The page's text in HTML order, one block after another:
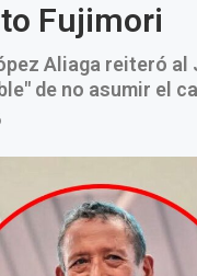
Fujimori
Aliaga reiteró al
de no asumir el